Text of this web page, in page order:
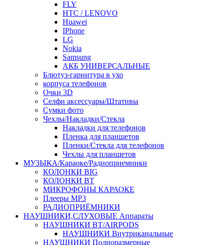
FLY
HTC / LENOVO
Huawei
IPhone
LG
Nokia
Samsung
АКБ УНИВЕРСАЛЬНЫЕ
Блютуз-гарнитура в ухо
корпуса телефонов
Очки 3D
Селфи аксессуары/Штативы
Сумки фото
Чехлы/Накладки/Стекла
Накладки для телефонов
Пленка для планшетов
Пленки/Стекла для телефонов
Чехлы для планшетов
МУЗЫКА/Караоке/Радиоприемники
КОЛОНКИ BIG
КОЛОНКИ BT
МИКРОФОНЫ КАРАОКЕ
Плееры MP3
РАДИОПРИЁМНИКИ
НАУШНИКИ,СЛУХОВЫЕ Аппараты
НАУШНИКИ BT/AIRPODS
НАУШНИКИ Внутриканальные
НАУШНИКИ Полноразмерные